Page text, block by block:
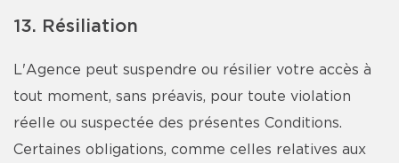
13. Résiliation
L'Agence peut suspendre ou résilier votre accès à
tout moment, sans préavis, pour toute violation
réelle ou suspectée des présentes Conditions.
Certaines obligations, comme celles relatives aux